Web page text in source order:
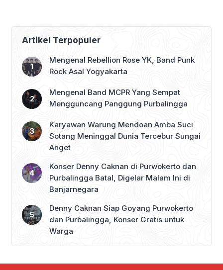
Purbalingga Beri
Dukungan Penuh
Artikel Terpopuler
Mengenal Rebellion Rose YK, Band Punk
Rock Asal Yogyakarta
Mengenal Band MCPR Yang Sempat
Mengguncang Panggung Purbalingga
Karyawan Warung Mendoan Amba Suci
Sotang Meninggal Dunia Tercebur Sungai
Anget
Konser Denny Caknan di Purwokerto dan
Purbalingga Batal, Digelar Malam Ini di
Banjarnegara
Denny Caknan Siap Goyang Purwokerto
dan Purbalingga, Konser Gratis untuk
Warga